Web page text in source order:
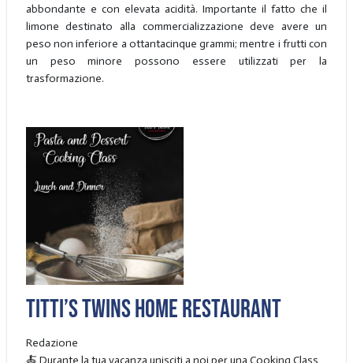
abbondante e con elevata acidità. Importante il fatto che il
limone destinato alla commercializzazione deve avere un
peso non inferiore a ottantacinque grammi; mentre i frutti con
un peso minore possono essere utilizzati per la
trasformazione.
Titti’s Twins Home Restaurant
Redazione